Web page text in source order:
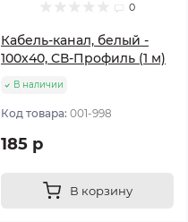
0
Кабель-канал, белый -
100х40, CВ-Профиль (1 м)
В наличии
Код товара: 001-998
185 р
В корзину